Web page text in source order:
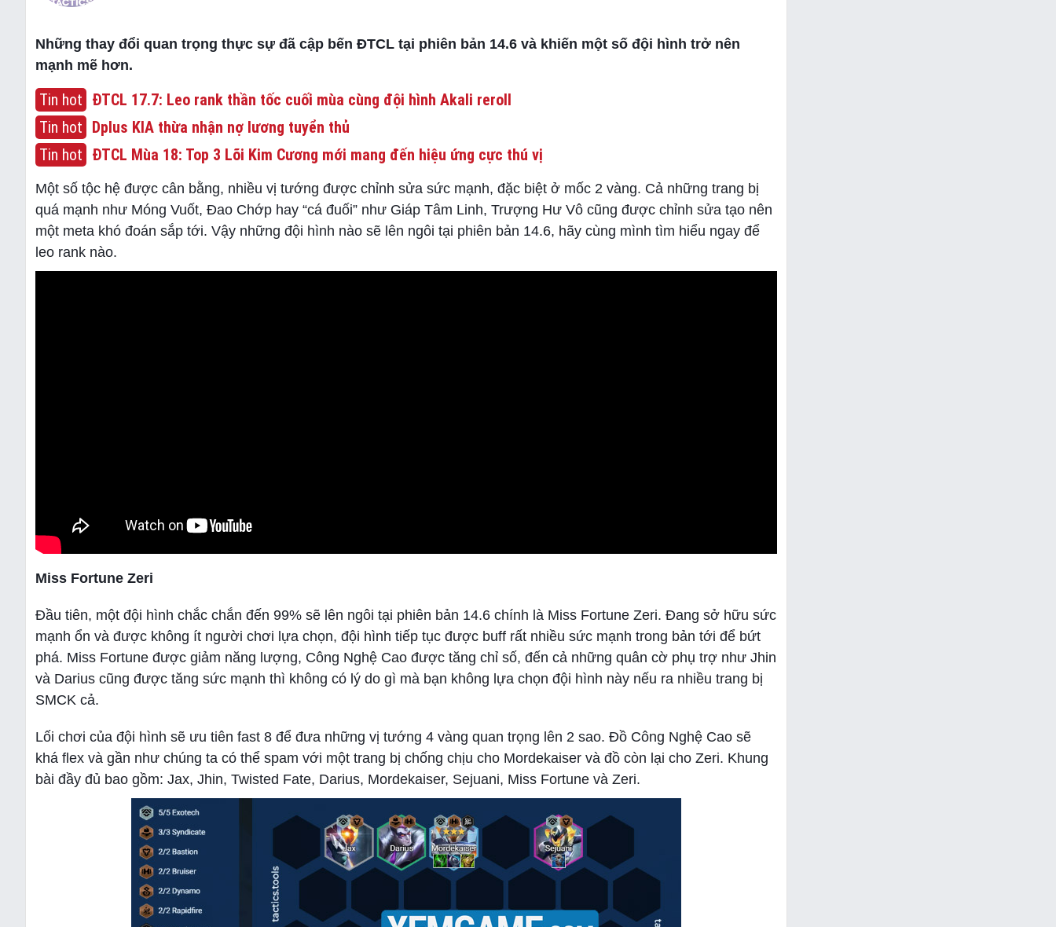
Những thay đổi quan trọng thực sự đã cập bến ĐTCL tại phiên bản 14.6 và khiến một số đội hình trở nên
mạnh mẽ hơn.
Tin hot ĐTCL 17.7: Leo rank thần tốc cuối mùa cùng đội hình Akali reroll
Tin hot Dplus KIA thừa nhận nợ lương tuyển thủ
Tin hot ĐTCL Mùa 18: Top 3 Lõi Kim Cương mới mang đến hiệu ứng cực thú vị
Một số tộc hệ được cân bằng, nhiều vị tướng được chỉnh sửa sức mạnh, đặc biệt ở mốc 2 vàng. Cả những trang bị
quá mạnh như Móng Vuốt, Đao Chớp hay “cá đuối” như Giáp Tâm Linh, Trượng Hư Vô cũng được chỉnh sửa tạo nên
một meta khó đoán sắp tới. Vậy những đội hình nào sẽ lên ngôi tại phiên bản 14.6, hãy cùng mình tìm hiểu ngay để
leo rank nào.
Miss Fortune Zeri
Đầu tiên, một đội hình chắc chắn đến 99% sẽ lên ngôi tại phiên bản 14.6 chính là Miss Fortune Zeri. Đang sở hữu sức
mạnh ổn và được không ít người chơi lựa chọn, đội hình tiếp tục được buff rất nhiều sức mạnh trong bản tới để bứt
phá. Miss Fortune được giảm năng lượng, Công Nghệ Cao được tăng chỉ số, đến cả những quân cờ phụ trợ như Jhin
và Darius cũng được tăng sức mạnh thì không có lý do gì mà bạn không lựa chọn đội hình này nếu ra nhiều trang bị
SMCK cả.
Lối chơi của đội hình sẽ ưu tiên fast 8 để đưa những vị tướng 4 vàng quan trọng lên 2 sao. Đồ Công Nghệ Cao sẽ
khá flex và gần như chúng ta có thể spam với một trang bị chống chịu cho Mordekaiser và đồ còn lại cho Zeri. Khung
bài đầy đủ bao gồm: Jax, Jhin, Twisted Fate, Darius, Mordekaiser, Sejuani, Miss Fortune và Zeri.